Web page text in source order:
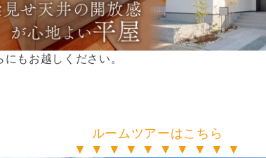
もお越しください。
ルームツアーはこちら
▼ ▼ ▼ ▼ ▼ ▼ ▼ ▼ ▼ ▼